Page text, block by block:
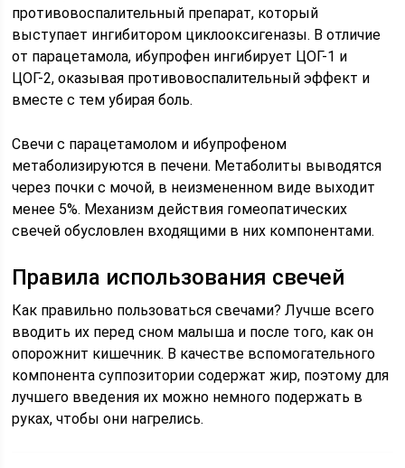
противовоспалительный препарат, который
выступает ингибитором циклооксигеназы. В отличие
от парацетамола, ибупрофен ингибирует ЦОГ-1 и
ЦОГ-2, оказывая противовоспалительный эффект и
вместе с тем убирая боль.
Свечи с парацетамолом и ибупрофеном
метаболизируются в печени. Метаболиты выводятся
через почки с мочой, в неизмененном виде выходит
менее 5%. Механизм действия гомеопатических
свечей обусловлен входящими в них компонентами.
Правила использования свечей
Как правильно пользоваться свечами? Лучше всего
вводить их перед сном малыша и после того, как он
опорожнит кишечник. В качестве вспомогательного
компонента суппозитории содержат жир, поэтому для
лучшего введения их можно немного подержать в
руках, чтобы они нагрелись.